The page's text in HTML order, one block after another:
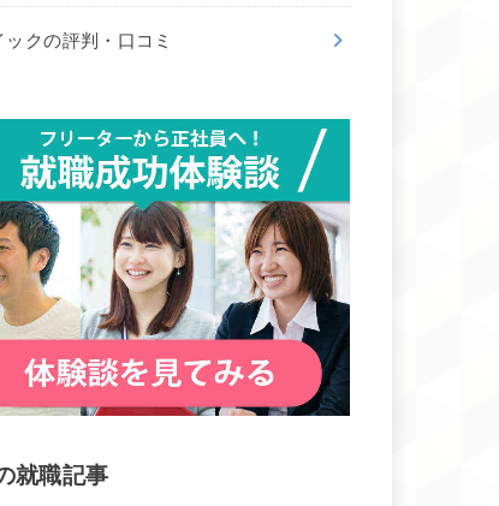
ックの評判・口コミ
就職記事